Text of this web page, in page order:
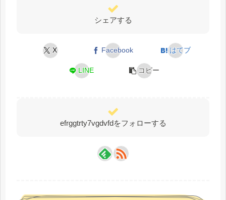
シェアする
X Facebook はてブ
LINE コピー
efrggtrty7vgdvfdをフォローする